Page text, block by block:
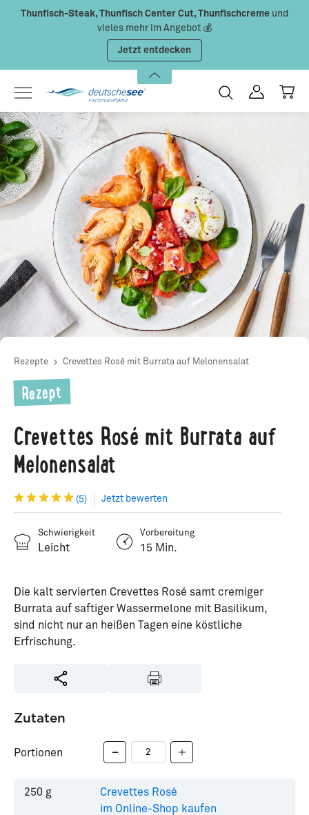
Zum Hauptinhalt springen
Thunfisch-Steak, Thunfisch Center Cut, Thunfischcreme und
vieles mehr im Angebot 💰
Jetzt entdecken
Rezepte Crevettes Rosé mit Burrata auf Melonensalat
Rezept
Crevettes Rosé mit Burrata auf
Melonensalat
(5) Jetzt bewerten
Schwierigkeit
Leicht
Vorbereitung
15 Min.
Die kalt servierten Crevettes Rosé samt cremiger
Burrata auf saftiger Wassermelone mit Basilikum,
sind nicht nur an heißen Tagen eine köstliche
Erfrischung.
Zutaten
Portionen
250 g
Crevettes Rosé
im Online-Shop kaufen